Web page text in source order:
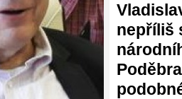
nepříliš